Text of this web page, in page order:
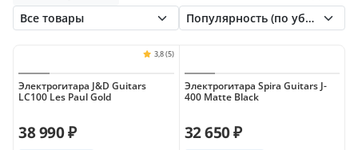
Squier
U-One Yamaha
Les Paul
Stratocaster
Superstrat
До 10000 руб
До 20000 руб
До 30000 руб
12-струнные
Cort (санберст)
Cort (чёрные)
Электрогитара J&D Guitars
LC100 Les Paul Gold
38 990 ₽
Электрогитара Spira Guitars J-
400 Matte Black
32 650 ₽